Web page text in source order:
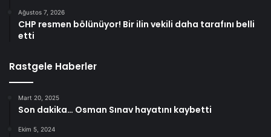
Ağustos 7, 2026
CHP resmen bölünüyor! Bir ilin vekili daha tarafını belli
etti
Rastgele Haberler
Mart 20, 2025
Son dakika… Osman Sınav hayatını kaybetti
Ekim 5, 2024